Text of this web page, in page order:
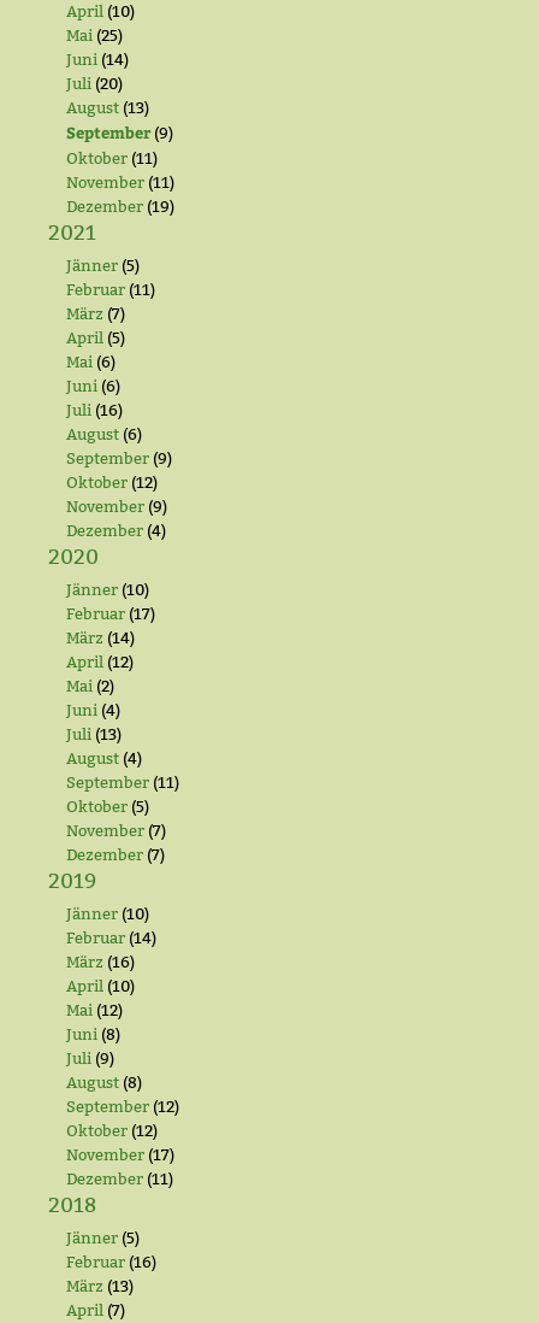
April (10)
Mai (25)
Juni (14)
Juli (20)
August (13)
September(9)
Oktober (11)
November (11)
Dezember (19)
2021
Jänner (5)
Februar (11)
März (7)
April (5)
Mai (6)
Juni (6)
Juli (16)
August (6)
September (9)
Oktober (12)
November (9)
Dezember (4)
2020
Jänner (10)
Februar (17)
März (14)
April (12)
Mai (2)
Juni (4)
Juli (13)
August (4)
September (11)
Oktober (5)
November (7)
Dezember (7)
2019
Jänner (10)
Februar (14)
März (16)
April (10)
Mai (12)
Juni (8)
Juli (9)
August (8)
September (12)
Oktober (12)
November (17)
Dezember (11)
2018
Jänner (5)
Februar (16)
März (13)
April (7)